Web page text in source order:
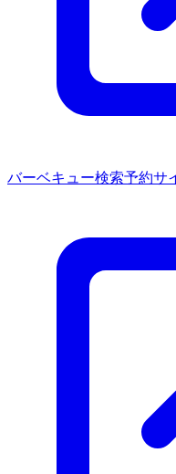
バーベキュー検索予約サ